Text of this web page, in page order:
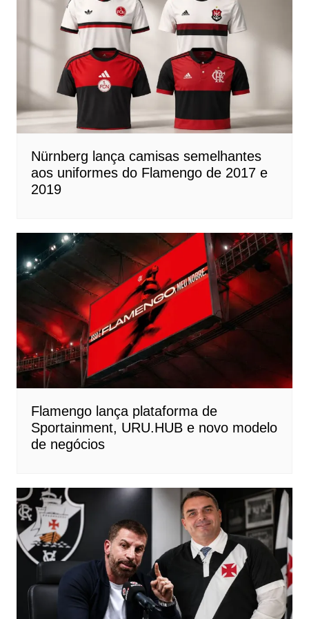
Nürnberg lança camisas semelhantes
aos uniformes do Flamengo de 2017 e
2019
Flamengo lança plataforma de
Sportainment, URU.HUB e novo modelo
de negócios